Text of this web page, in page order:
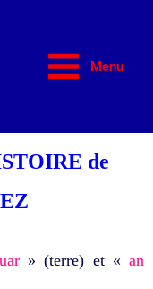
Menu
de
» (terre) et « an